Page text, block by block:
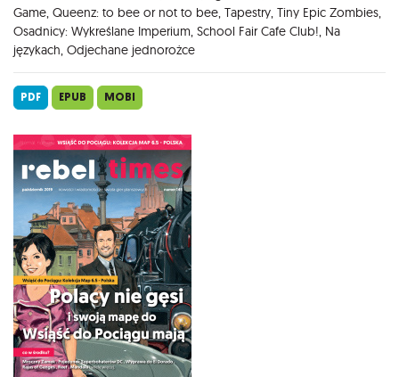
Game, Queenz: to bee or not to bee, Tapestry, Tiny Epic Zombies,
Osadnicy: Wykreślane Imperium, School Fair Cafe Club!, Na
językach, Odjechane jednorożce
PDF EPUB MOBI